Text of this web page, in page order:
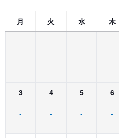
月 火 水 木
- - - -
3
-
4
-
5
-
6
-